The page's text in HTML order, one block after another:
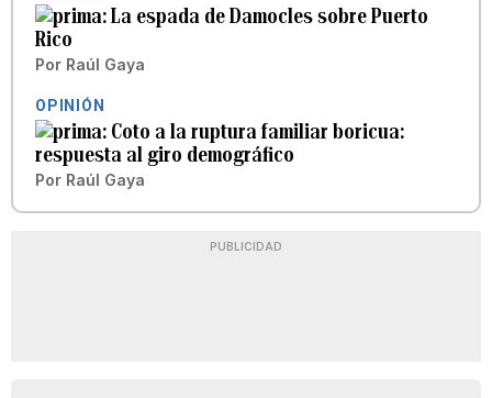
La espada de Damocles sobre Puerto
Rico
Por Raúl Gaya
OPINIÓN
Coto a la ruptura familiar boricua:
respuesta al giro demográfico
Por Raúl Gaya
PUBLICIDAD